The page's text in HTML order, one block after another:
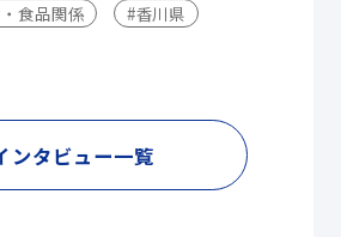
食品関係 #香川県
ンタビュー一覧